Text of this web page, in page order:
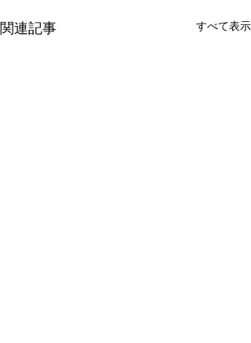
関連記事 すべて表示